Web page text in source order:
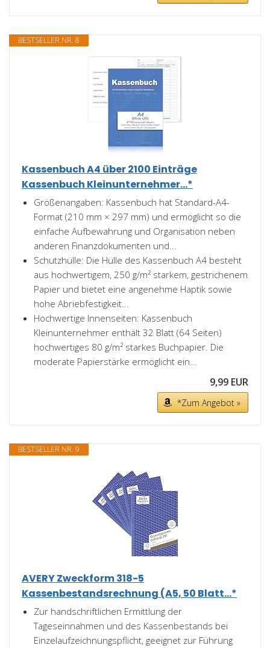
BESTSELLER NR. 8
Kassenbuch A4 über 2100 Einträge
Kassenbuch Kleinunternehmer...*
Größenangaben: Kassenbuch hat Standard-A4-
Format (210 mm × 297 mm) und ermöglicht so die
einfache Aufbewahrung und Organisation neben
anderen Finanzdokumenten und...
Schutzhülle: Die Hülle des Kassenbuch A4 besteht
aus hochwertigem, 250 g/m² starkem, gestrichenem
Papier und bietet eine angenehme Haptik sowie
hohe Abriebfestigkeit...
Hochwertige Innenseiten: Kassenbuch
Kleinunternehmer enthält 32 Blatt (64 Seiten)
hochwertiges 80 g/m² starkes Buchpapier. Die
moderate Papierstärke ermöglicht ein...
9,99 EUR
*Zum Angebot »
BESTSELLER NR. 9
AVERY Zweckform 318-5
Kassenbestandsrechnung (A5, 50 Blatt...*
Zur handschriftlichen Ermittlung der
Tageseinnahmen und des Kassenbestands bei
Einzelaufzeichnungspflicht, geeignet zur Führung